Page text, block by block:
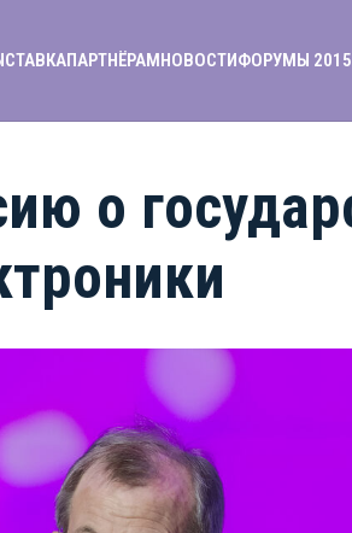
ПАРТНЁРАМНОВОСТИФОРУМЫ
о